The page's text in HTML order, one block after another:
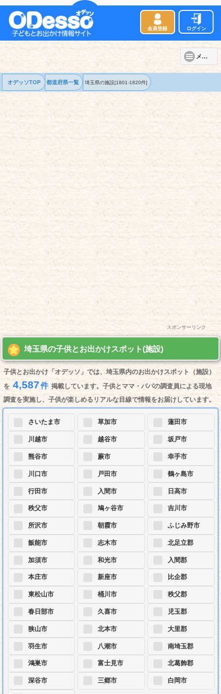
会員登録 ログイン
メニュー
オデッソTOP 都道府県一覧 埼玉県の施設[1801-1820件]
スポンサーリンク
埼玉県の子供とお出かけスポット(施設)
子供とお出かけ「オデッソ」では、埼玉県内のお出かけスポット（施設）
を 4,587件 掲載しています。子供とママ・パパの調査員による現地
調査を実施し、子供が楽しめるリアルな目線で情報をお届けしています。
さいたま市
川越市
熊谷市
川口市
行田市
秩父市
所沢市
飯能市
加須市
本庄市
東松山市
春日部市
狭山市
羽生市
鴻巣市
深谷市
草加市
越谷市
蕨市
戸田市
入間市
鳩ヶ谷市
朝霞市
志木市
和光市
新座市
桶川市
久喜市
北本市
八潮市
富士見市
三郷市
蓮田市
坂戸市
幸手市
鶴ヶ島市
日高市
吉川市
ふじみ野市
北足立郡
入間郡
比企郡
秩父郡
児玉郡
大里郡
南埼玉郡
北葛飾郡
白岡市